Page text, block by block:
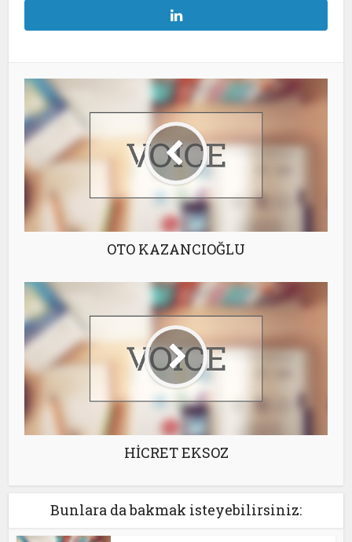
OTO KAZANCIOĞLU
HİCRET EKSOZ
Bunlara da bakmak isteyebilirsiniz: